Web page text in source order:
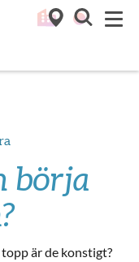
börja
är de konstigt?